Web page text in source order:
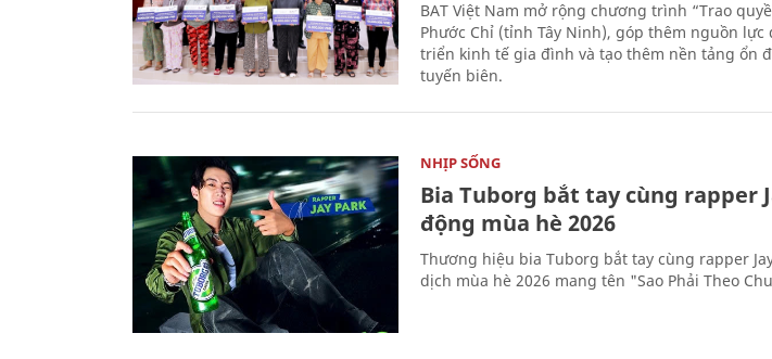
BAT Việt Nam mở rộng chương trình “Trao
Phước Chỉ (tỉnh Tây Ninh), góp thêm nguồn
triển kinh tế gia đình và tạo thêm nền tảng ổn
tuyến biên.
NHỊP SỐNG
Bia Tuborg bắt tay cùng rapper
động mùa hè 2026
Thương hiệu bia Tuborg bắt tay cùng rapper
dịch mùa hè 2026 mang tên "Sao Phải Theo